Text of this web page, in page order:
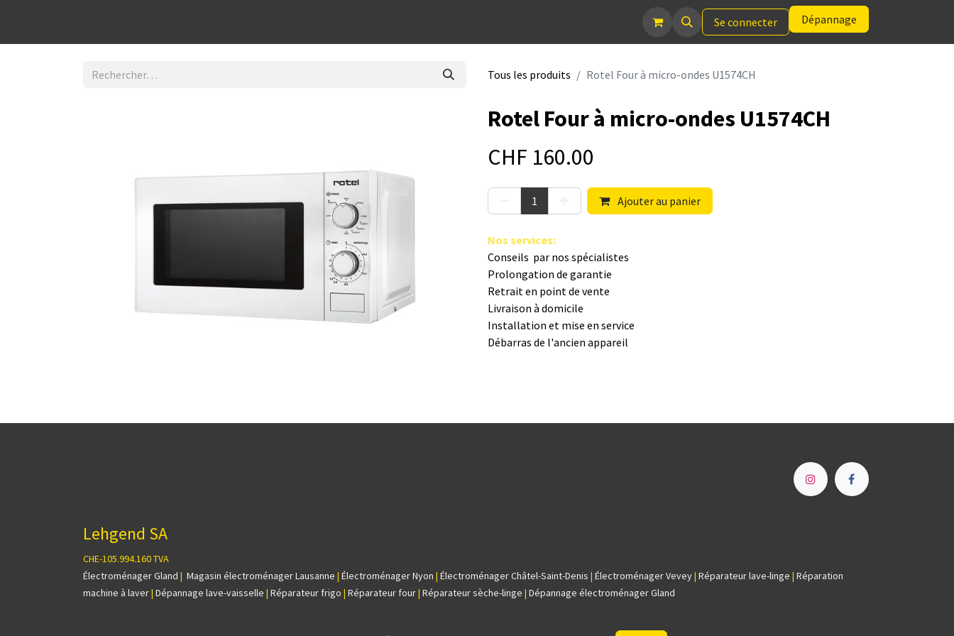
Se connecter Dépannage
Tous les produits Rotel Four à micro-ondes U1574CH
Rotel Four à micro-ondes U1574CH
CHF 160.00
Ajouter au panier
Nos s​ervices:
Conseils par nos spé​cialistes
Prolongation de garantie
Retrait en point de vente
Livraison à domicile
Installation et mise en service
Débarras de l'ancien appareil
Lehgend SA
CHE-105.994.160 TVA
Électroménager Gland | Magasin électroménager Lausanne | Électroménager Nyon | Électroménager Châtel-Saint-Denis | Électroménager Vevey| Réparateur lave-linge | Réparation
machine à laver| Dépannage lave-vaisselle | Réparateur frigo | Réparateur four| Réparateur sèche-linge | Dépannage électroménager Gland